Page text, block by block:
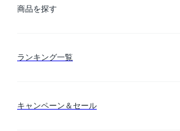
ご利用ガイド
商品を探す
カテゴリー検索
ランキング一覧
キャンペーン＆セール